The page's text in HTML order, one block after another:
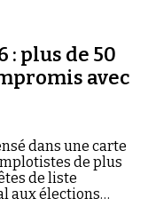
: plus de 50
avec
dans une carte
de plus
de liste
aux élections